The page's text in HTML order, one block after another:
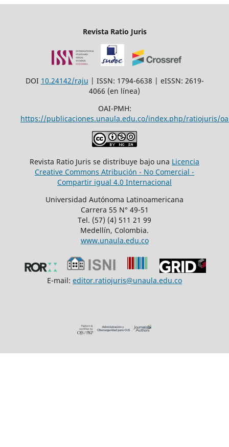
Revista Ratio Juris
DOI 10.24142/raju | ISSN: 1794-6638 | eISSN: 2619-
4066 (en línea)
OAI-PMH:
https://publicaciones.unaula.edu.co/index.php/ratiojuris/
Revista Ratio Juris se distribuye bajo una Licencia
Creative Commons Atribución - No Comercial -
Compartir igual 4.0 Internacional
Universidad Autónoma Latinoamericana
Carrera 55 N° 49-51
Tel. (57) (4) 511 21 99
Medellín, Colombia.
www.unaula.edu.co
E-mail: editor.ratiojuris@unaula.edu.co